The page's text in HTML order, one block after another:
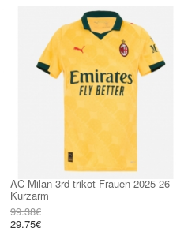
AC Milan 3rd trikot Frauen 2025-26
Kurzarm
99.38€
29.75€